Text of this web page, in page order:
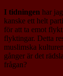
I tidningen har
kanske ett helt
för att ta emot
flyktingar. Detta
muslimska
gånger är det
frågan?